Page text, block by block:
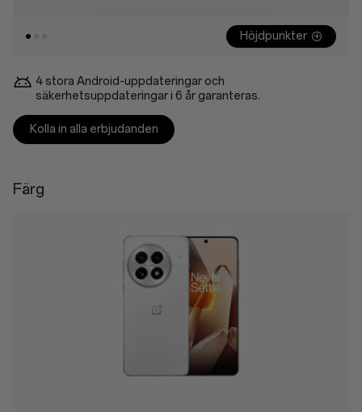
Höjdpunkter
4 stora Android-uppdateringar och
säkerhetsuppdateringar i 6 år garanteras.
Kolla in alla erbjudanden
Färg